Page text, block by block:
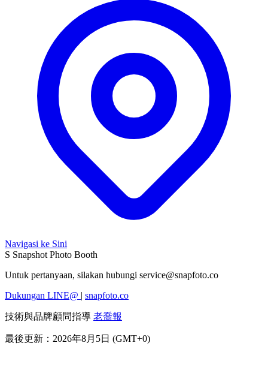
Navigasi ke Sini
S Snapshot Photo Booth
Untuk pertanyaan, silakan hubungi service@snapfoto.co
Dukungan LINE@ | snapfoto.co
技術與品牌顧問指導 老喬報
最後更新：2026年8月5日 (GMT+0)